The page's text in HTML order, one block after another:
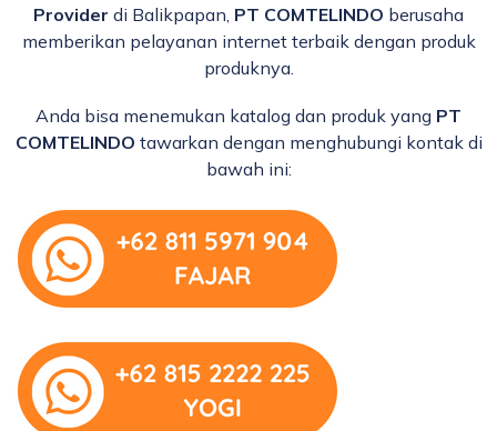
Provider di Balikpapan, PT COMTELINDO berusaha
memberikan pelayanan internet terbaik dengan produk
produknya.
Anda bisa menemukan katalog dan produk yang PT
COMTELINDO tawarkan dengan menghubungi kontak di
bawah ini: